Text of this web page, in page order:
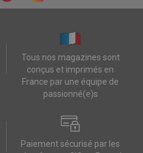
Tous nos magazines sont
conçus et imprimés en
France par une équipe de
passionné(e)s
Paiement sécurisé par les